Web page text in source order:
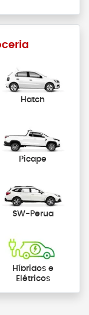
Hatch
Picape
SW-Perua
Híbridos e
Elétricos